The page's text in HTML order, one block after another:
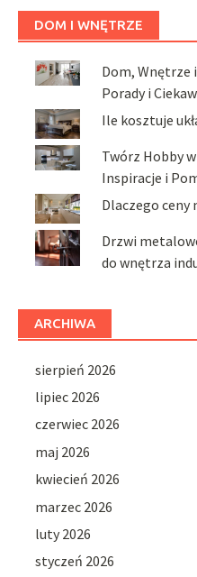
DOM I WNĘTRZE
Dom, Wnętrze
Porady i
Ile kosztuje
Twórz Hobby
Inspiracje i
Dlaczego ceny
Drzwi
do wnętrza
ARCHIWA
sierpień 2026
lipiec 2026
czerwiec 2026
maj 2026
kwiecień 2026
marzec 2026
luty 2026
styczeń 2026